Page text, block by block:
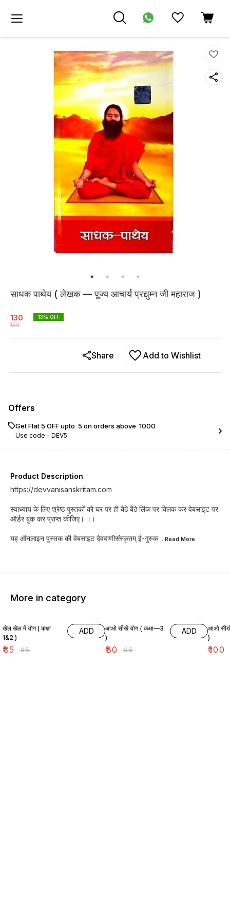
साधक पाथेय ( लेखक — पूज्य आचार्य प्रद्युम्न जी महाराज )
130
150
13% OFF
Add to Wishlist
Share
Offers
Get Flat ₹5 OFF upto ₹ 5 on orders above ₹ 1000
Use code - DEV5
Product Description
https://devvanisanskritam.com
स्वाध्याय के लिए श्रेष्ठ पुस्तकों को घर पर ही बैठे बैठे लिंक पर क्लिक कर वेबसाइट पर
ऑर्डर बुक कर प्राप्त कीजिए। ।।
यह ऑनलाइन पुस्तक की वेबसाइट देववाणीसंस्कृतम् ई-गुरुक ...Read More
More in category
खेल खेल में योग ( कक्षा
1&2 )
₹85 ₹95
ADD
आओ सीखें योग { कक्षा—3
)
₹80 ₹95
ADD
आओ सीखें योग (
)
₹100